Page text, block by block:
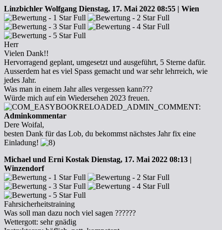
Linzbichler Wolfgang Dienstag, 17. Mai 2022 08:55 | Wien
Herr
Vielen Dank!!
Hervorragend geplant, umgesetzt und ausgeführt, 5 Sterne dafür.
Ausserdem hat es viel Spass gemacht und war sehr lehrreich, wie
jedes Jahr.
Was man in einem Jahr alles vergessen kann???
Würde mich auf ein Wiedersehen 2023 freuen.
Adminkommentar
Dere Woifal,
besten Dank für das Lob, du bekommst nächstes Jahr fix eine
Einladung!
Michael und Erni Kostak Dienstag, 17. Mai 2022 08:13 |
Winzendorf
Fahrsicherheitstraining
Was soll man dazu noch viel sagen ??????
Wettergott: sehr gnädig